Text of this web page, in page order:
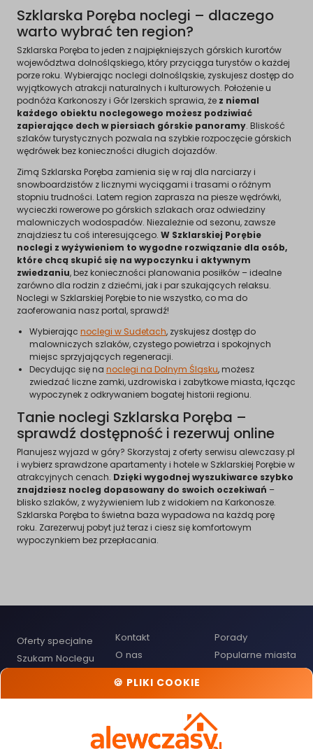
Szklarska Poręba noclegi – dlaczego
warto wybrać ten region?
Szklarska Poręba to jeden z najpiękniejszych górskich kurortów
województwa dolnośląskiego, który przyciąga turystów o każdej
porze roku. Wybierając noclegi dolnośląskie, zyskujesz dostęp do
wyjątkowych atrakcji naturalnych i kulturowych. Położenie u
podnóża Karkonoszy i Gór Izerskich sprawia, że z niemal
każdego obiektu noclegowego możesz podziwiać
zapierające dech w piersiach górskie panoramy. Bliskość
szlaków turystycznych pozwala na szybkie rozpoczęcie górskich
wędrówek bez konieczności długich dojazdów.
Zimą Szklarska Poręba zamienia się w raj dla narciarzy i
snowboardzistów z licznymi wyciągami i trasami o różnym
stopniu trudności. Latem region zaprasza na piesze wędrówki,
wycieczki rowerowe po górskich szlakach oraz odwiedziny
malowniczych wodospadów. Niezależnie od sezonu, zawsze
znajdziesz tu coś interesującego. W Szklarskiej Porębie
noclegi z wyżywieniem to wygodne rozwiązanie dla osób,
które chcą skupić się na wypoczynku i aktywnym
zwiedzaniu, bez konieczności planowania posiłków – idealne
zarówno dla rodzin z dziećmi, jak i par szukających relaksu.
Noclegi w Szklarskiej Porębie to nie wszystko, co ma do
zaoferowania nasz portal, sprawdź!
Wybierając noclegi w Sudetach, zyskujesz dostęp do
malowniczych szlaków, czystego powietrza i spokojnych
miejsc sprzyjających regeneracji.
Decydując się na noclegi na Dolnym Śląsku, możesz
zwiedzać liczne zamki, uzdrowiska i zabytkowe miasta, łącząc
wypoczynek z odkrywaniem bogatej historii regionu.
Tanie noclegi Szklarska Poręba –
sprawdź dostępność i rezerwuj online
Planujesz wyjazd w góry? Skorzystaj z oferty serwisu alewczasy.pl
i wybierz sprawdzone apartamenty i hotele w Szklarskiej Porębie w
atrakcyjnych cenach. Dzięki wygodnej wyszukiwarce szybko
znajdziesz nocleg dopasowany do swoich oczekiwań –
blisko szlaków, z wyżywieniem lub z widokiem na Karkonosze.
Szklarska Poręba to świetna baza wypadowa na każdą porę
roku. Zarezerwuj pobyt już teraz i ciesz się komfortowym
wypoczynkiem bez przepłacania.
Oferty specjalne
Szukam Noclegu
Kontakt
O nas
Prywatności
Porady
Popularne miasta
🍪 PLIKI COOKIE